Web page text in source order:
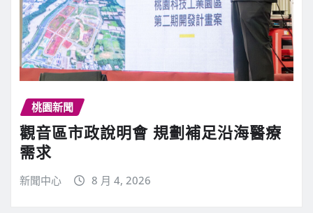
桃園新聞
觀音區市政說明會 規劃補足沿海醫療
需求
新聞中心 8 月 4, 2026